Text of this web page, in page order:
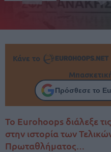
Κάνε το
Πρόσθεσε το
Το Eurohoops διάλεξε
στην ιστορία των
Πρωταθλήματος…